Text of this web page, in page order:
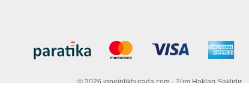
© 2026 igneiplikburada.com - Tüm Hakları Saklıdır.